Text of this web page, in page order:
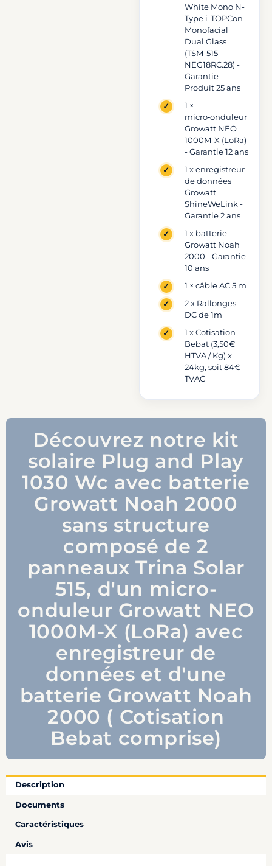
Solar
Growatt
Bebat
comprise
White Mono N-
Type i-TOPCon
Monofacial
Dual Glass
(TSM-515-
NEG18RC.28) -
Garantie
Produit 25 ans
1 ×
micro‑onduleur
Growatt NEO
1000M-X (LoRa)
- Garantie 12 ans
1 x enregistreur
de données
Growatt
ShineWeLink -
Garantie 2 ans
1 x batterie
Growatt Noah
2000 - Garantie
10 ans
1 × câble AC 5 m
2 x Rallonges
DC de 1m
1 x Cotisation
Bebat (3,50€
HTVA / Kg) x
24kg, soit 84€
TVAC
Découvrez notre kit
solaire Plug and Play
1030 Wc avec batterie
Growatt Noah 2000
sans structure
composé de 2
panneaux Trina Solar
515, d'un micro-
onduleur Growatt NEO
1000M-X (LoRa) avec
enregistreur de
données et d'une
batterie Growatt Noah
2000 ( Cotisation
Bebat comprise)
Description
Documents
Caractéristiques
Avis